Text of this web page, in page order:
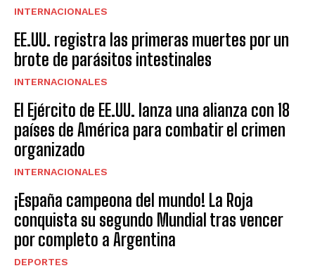
INTERNACIONALES
EE.UU. registra las primeras muertes por un
brote de parásitos intestinales
INTERNACIONALES
El Ejército de EE.UU. lanza una alianza con 18
países de América para combatir el crimen
organizado
INTERNACIONALES
¡España campeona del mundo! La Roja
conquista su segundo Mundial tras vencer
por completo a Argentina
DEPORTES